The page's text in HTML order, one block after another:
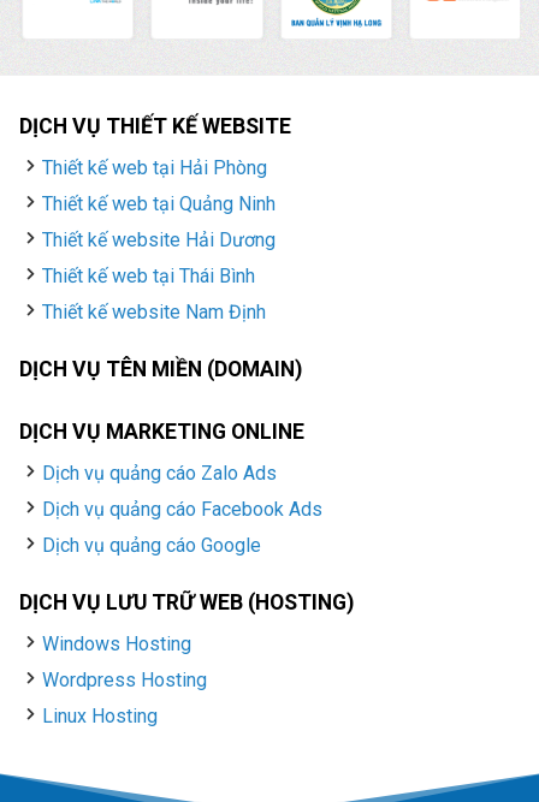
DỊCH VỤ THIẾT KẾ WEBSITE
Thiết kế web tại Hải Phòng
Thiết kế web tại Quảng Ninh
Thiết kế website Hải Dương
Thiết kế web tại Thái Bình
Thiết kế website Nam Định
DỊCH VỤ TÊN MIỀN (DOMAIN)
DỊCH VỤ MARKETING ONLINE
Dịch vụ quảng cáo Zalo Ads
Dịch vụ quảng cáo Facebook Ads
Dịch vụ quảng cáo Google
DỊCH VỤ LƯU TRỮ WEB (HOSTING)
Windows Hosting
Wordpress Hosting
Linux Hosting